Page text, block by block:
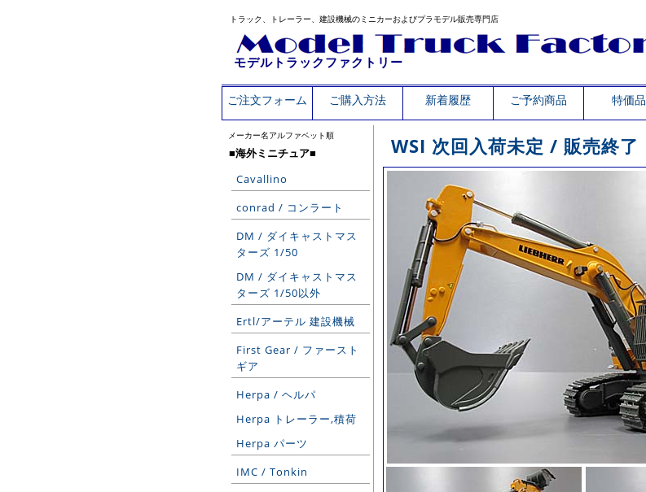
トラック、トレーラー、建設機械のミニカーおよびプラモデル販売専門店
モデルトラックファクトリー
ご注文フォーム ご購入方法 新着履歴 ご予約商品 特価品
メーカー名アルファベット順
■海外ミニチュア■
Cavallino
conrad / コンラート
DM / ダイキャストマス
ターズ 1/50
DM / ダイキャストマス
ターズ 1/50以外
Ertl/アーテル 建設機械
First Gear / ファースト
ギア
Herpa / ヘルパ
Herpa トレーラー,積荷
Herpa パーツ
IMC / Tonkin
WSI 次回入荷未定 / 販売終了